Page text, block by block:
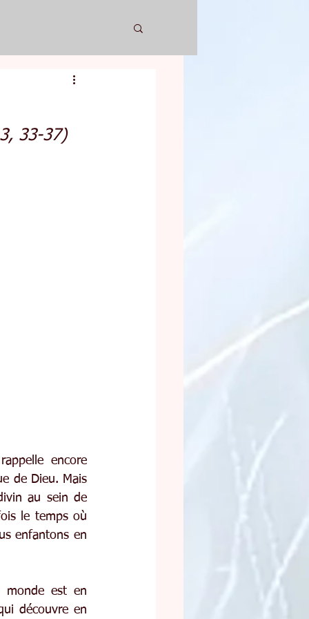
33-37)
encore
de Dieu. Mais
au sein de
le temps où
enfantons en
monde est en
découvre en